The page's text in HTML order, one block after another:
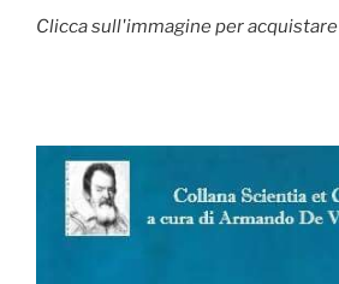
Clicca sull'immagine per acquistare